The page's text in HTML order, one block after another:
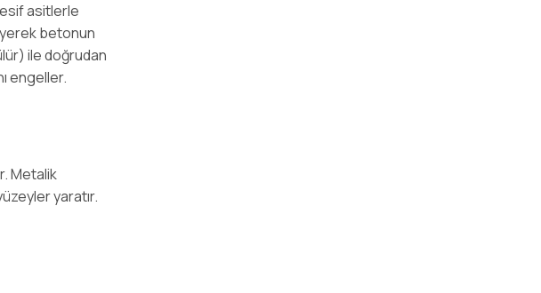
asitlerle
betonun
ile doğrudan
engeller.
Metalik
yaratır.